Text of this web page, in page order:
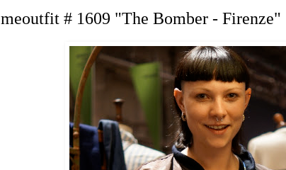
meoutfit # 1609 "The Bomber - Firenze"